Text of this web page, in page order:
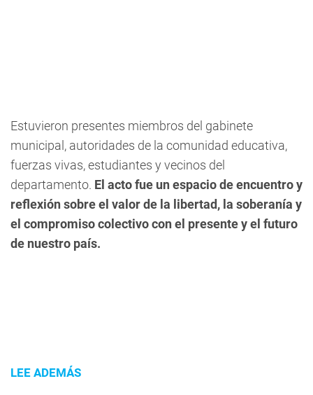
Estuvieron presentes miembros del gabinete
municipal, autoridades de la comunidad educativa,
fuerzas vivas, estudiantes y vecinos del
departamento. El acto fue un espacio de encuentro y
reflexión sobre el valor de la libertad, la soberanía y
el compromiso colectivo con el presente y el futuro
de nuestro país.
LEE ADEMÁS